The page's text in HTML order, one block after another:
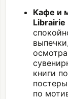
Кафе и
Librairie
книги
по